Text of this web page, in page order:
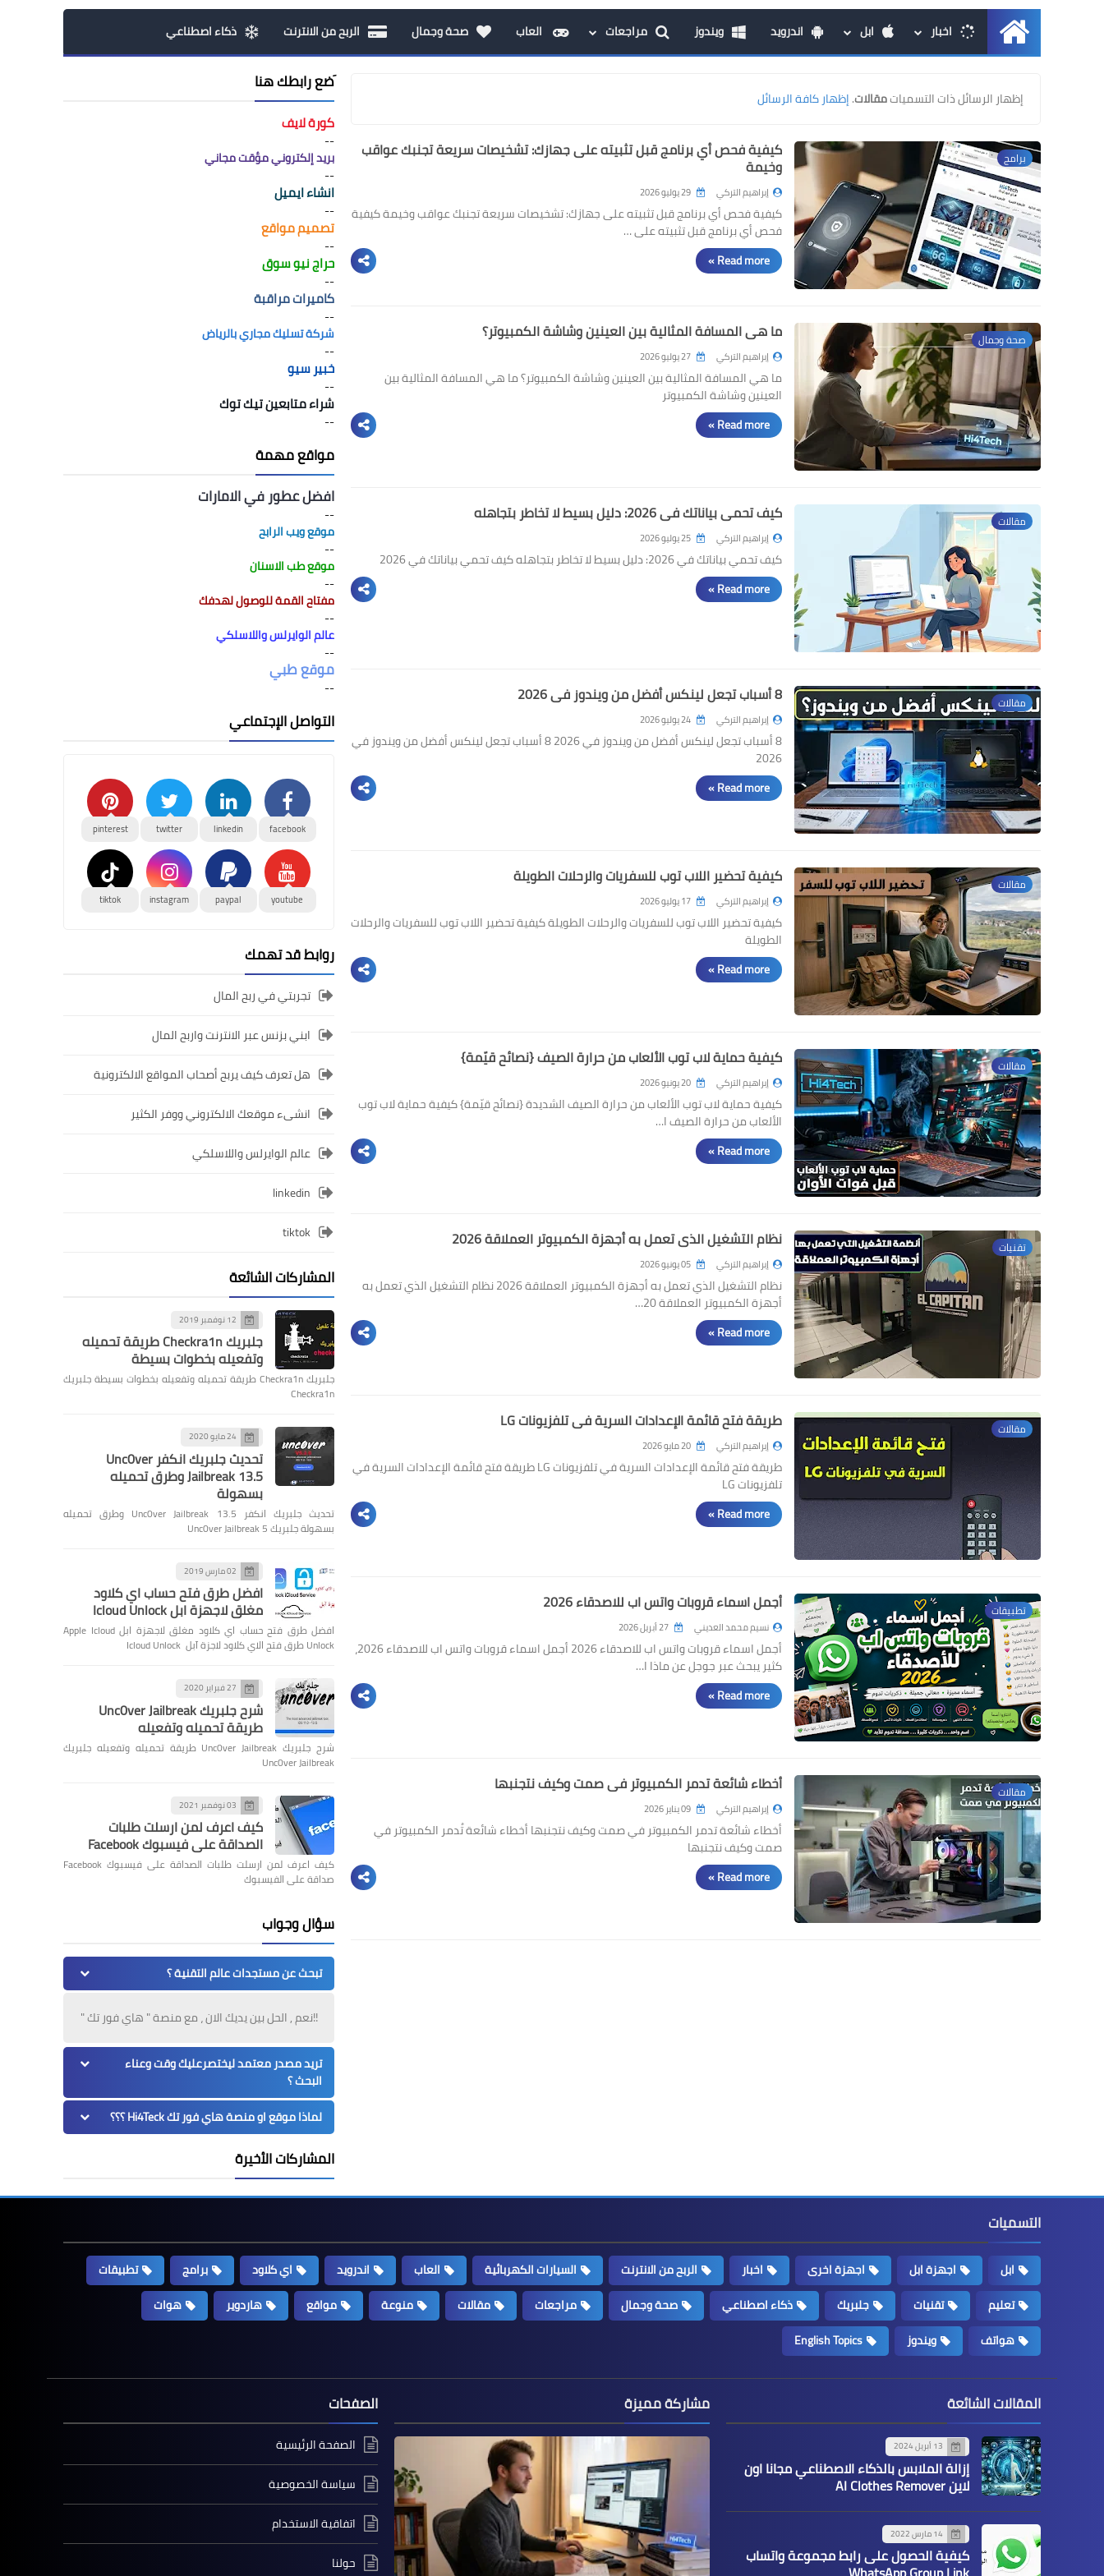
الرئيسيةاخبار ابل اندرويد ويندوز مراجعات العاب صحة وجمال الربح من الانترنت ذكاء اصطناعي
‏إظهار الرسائل ذات التسمياتمقالات.إظهار كافة الرسائل
برامج كيفية فحص أي برنامج قبل تثبيته على جهازك: تشخيصات سريعة تجنبك عواقب
وخيمة
إبراهيم التركي
كيفية فحص أي برنامج قبل تثبيته على جهازك: تشخيصات سريعة تجنبك عواقب وخيمة كيفية
فحص أي برنامج قبل تثبيته على …
Read more »
صحة وجمال ما هي المسافة المثالية بين العينين وشاشة الكمبيوتر؟
إبراهيم التركي
ما هي المسافة المثالية بين العينين وشاشة الكمبيوتر؟ ما هي المسافة المثالية بين
العينين وشاشة الكمبيوتر
Read more »
مقالات كيف تحمي بياناتك في 2026: دليل بسيط لا تخاطر بتجاهله
إبراهيم التركي
كيف تحمي بياناتك في 2026: دليل بسيط لا تخاطر بتجاهله كيف تحمي بياناتك في 2026
Read more »
مقالات 8 أسباب تجعل لينكس أفضل من ويندوز في 2026
إبراهيم التركي
8 أسباب تجعل لينكس أفضل من ويندوز في 2026 8 أسباب تجعل لينكس أفضل من ويندوز في
2026
Read more »
مقالات كيفية تحضير اللاب توب للسفريات والرحلات الطويلة
إبراهيم التركي
كيفية تحضير اللاب توب للسفريات والرحلات الطويلة كيفية تحضير اللاب توب للسفريات والرحلات
الطويلة
Read more »
مقالات كيفية حماية لاب توب الألعاب من حرارة الصيف {نصائح قيّمة}
إبراهيم التركي
كيفية حماية لاب توب الألعاب من حرارة الصيف الشديدة {نصائح قيّمة} كيفية حماية لاب توب
الألعاب من حرارة الصيف ا…
Read more »
تقنيات نظام التشغيل الذي تعمل به أجهزة الكمبيوتر العملاقة 2026
إبراهيم التركي
نظام التشغيل الذي تعمل به أجهزة الكمبيوتر العملاقة 2026 نظام التشغيل الذي تعمل به
أجهزة الكمبيوتر العملاقة 20…
Read more »
مقالات طريقة فتح قائمة الإعدادات السرية في تلفزيونات LG
إبراهيم التركي
طريقة فتح قائمة الإعدادات السرية في تلفزيونات LG طريقة فتح قائمة الإعدادات السرية في
تلفزيونات LG
Read more »
تطبيقات أجمل اسماء قروبات واتس اب للاصدقاء 2026
نسيم محمد العديني
أجمل اسماء قروبات واتس اب للاصدقاء 2026 أجمل اسماء قروبات واتس اب للاصدقاء 2026،
كثير يبحث عبر جوجل عن ماذا ا…
Read more »
مقالات أخطاء شائعة تدمر الكمبيوتر في صمت وكيف نتجنبها
إبراهيم التركي
أخطاء شائعة تدمر الكمبيوتر في صمت وكيف نتجنبها أخطاء شائعة تُدمر الكمبيوتر في
صمت وكيف نتجنبها
Read more »
َضع رابطك هنا
كورة لايف
--
بريد إلكتروني مؤقت مجاني
--
انشاء ايميل
--
تصميم مواقع
--
حراج نيو سوق
--
كاميرات مراقبة
--
شركة تسليك مجاري بالرياض
--
خبير سيو
--
شراء متابعين تيك توك
--
مواقع مهمة
افضل عطور في الامارات
--
موقع ويب الرابح
--
موقع طب الاسنان
--
مفتاح القمة للوصول لهدفك
--
عالم الوايرلس واللاسلكي
--
موقع طبي
--
التواصل الإجتماعي
facebook
linkedin
twitter
pinterest
youtube
paypal
instagram
tiktok
روابط قد تهمك
تجربتي في ربح المال
ابني بزنس عبر الانترنت واربح المال
هل تعرف كيف يربح أصحاب المواقع الالكترونية
انشىء موقعك الالكتروني ووفر الكثير
عالم الوايرلس واللاسلكي
linkedin
tiktok
المشاركات الشائعة
12 نوفمبر 2019
جلبريك Checkra1n طريقة تحميله
وتفعيله بخطوات بسيطة
جلبريك Checkra1n طريقة تحميله وتفعيله بخطوات بسيطة جلبريك
Checkra1n
24 مايو 2020
تحديث جلبريك انكفر Unc0ver
Jailbreak 13.5 وطرق تحميله
بسهولة
تحديث جلبريك انكفر Unc0ver Jailbreak 13.5 وطرق تحميله
بسهولة جلبريك Unc0ver Jailbreak 5
02 مارس 2019
افضل طرق فتح حساب اي كلاود
مغلق لاجهزة ابل Icloud Unlock
افضل طرق فتح حساب اي كلاود مغلق لاجهزة ابل Apple Icloud
Unlock طرق فتح الاي كلاود لاجزة آبل Icloud Unlock
27 فبراير 2020
شرح جلبريك Unc0ver Jailbreak
طريقة تحميله وتفعيله
شرح جلبريك Unc0ver Jailbreak طريقة تحميله وتفعيله جلبريك
Unc0ver Jailbreak
03 نوفمبر 2021
كيف اعرف لمن ارسلت طلبات
الصداقة على فيسبوك Facebook
كيف اعرف لمن ارسلت طلبات الصداقة على فيسبوك Facebook
صداقة على الفيسبوك
سؤال وجواب
تبحث عن مستجدات عالم التقنية ؟
!!نعم , الحل بين يديك الان ، مع منصة " هاي فور تك "
تريد مصدر معتمد ليختصرعليك وقت وعناء
البحث ؟
لماذا موقع او منصة هاي فور تك Hi4Teck ؟؟؟
المشاركات الأخيرة
التسميات
ابل اجهزة ابل اجهزة اخرى اخبار الربح من الانترنت السيارات الكهربائية العاب اندرويد اي كلاود برامج
تطبيقات
تعليم
تقنيات جلبريك ذكاء اصطناعي صحة وجمال مراجعات مقالات منوعة مواقع هاردوير
هوات
هواتف
ويندوز English Topics
المقالات الشائعة
13 أبريل 2024
إزالة الملابس بالذكاء الاصطناعي مجانا اون
لاين AI Clothes Remover
14 مارس 2022
كيفية الحصول على رابط مجموعة واتساب
مشاركة مميزة الصفحات
الصفحة الرئيسية
سياسة الخصوصية
اتفاقية الاستخدام
حولنا